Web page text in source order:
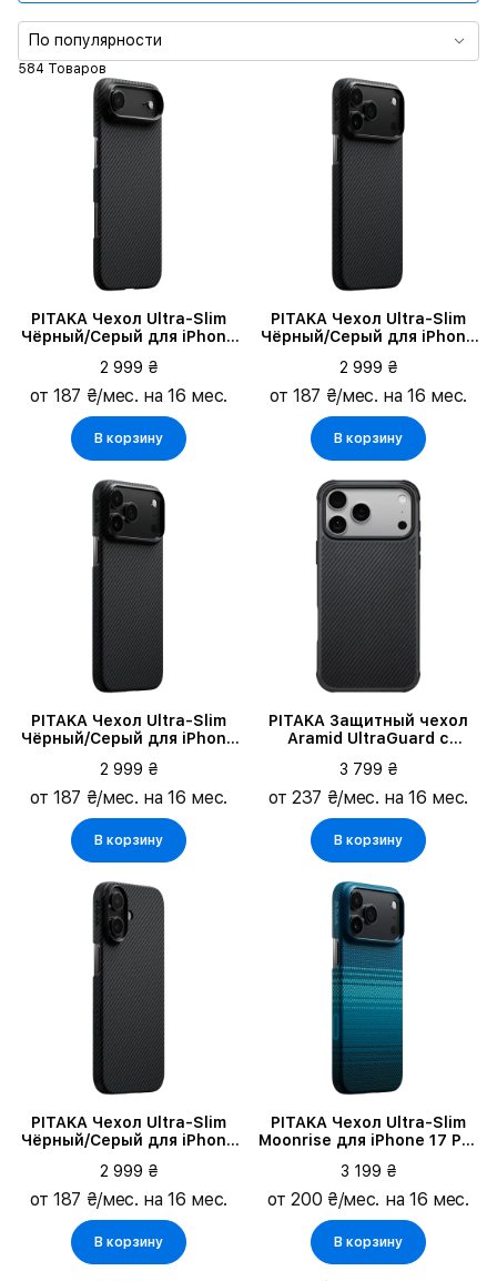
Цвет
Совместимые модели
584 Товаров
По популярности
PITAKA Чехол Ultra-Slim
Чёрный/Серый для iPhone
2 999 ₴
от 187 ₴/мес. на 16 мес.
В корзину
PITAKA Чехол Ultra-Slim
Чёрный/Серый для iPhone
2 999 ₴
от 187 ₴/мес. на 16 мес.
В корзину
PITAKA Чехол Ultra-Slim
Чёрный/Серый для iPhone
2 999 ₴
от 187 ₴/мес. на 16 мес.
В корзину
PITAKA Защитный чехол
Aramid UltraGuard с
для iPhone 17 Pro
3 799 ₴
от 237 ₴/мес. на 16 мес.
В корзину
PITAKA Чехол Ultra-Slim
Чёрный/Серый для iPhone
2 999 ₴
от 187 ₴/мес. на 16 мес.
В корзину
PITAKA Чехол Ultra-Slim
Moonrise для iPhone 17 Pro
3 199 ₴
от 200 ₴/мес. на 16 мес.
В корзину